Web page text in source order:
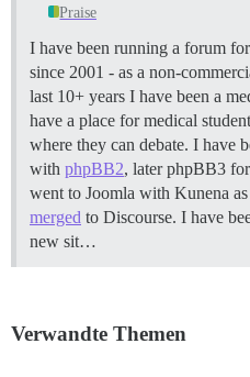
Praise
I have been running a forum
since 2001 - as a non-
last 10+ years I have been a
have a place for medical
where they can debate. I have
with phpBB2, later phpBB3
went to Joomla with Kunena
merged to Discourse. I have
new sit…
Verwandte Themen